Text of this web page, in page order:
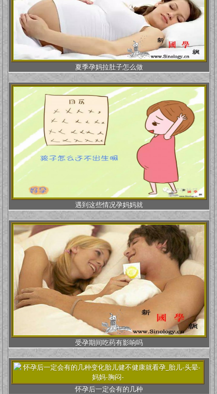
夏季孕妈拉肚子怎么做
遇到这些情况孕妈妈就
受孕期间吃药有影响吗
怀孕后一定会有的几种